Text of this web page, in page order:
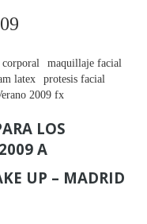
maquillaje facial
latex
protesis facial
2009 fx
LOS
A
UP – MADRID